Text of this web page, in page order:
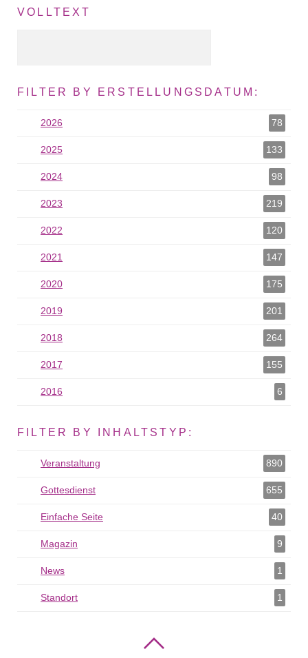
VOLLTEXT
FILTER BY ERSTELLUNGSDATUM:
2026 78
2025 133
2024 98
2023 219
2022 120
2021 147
2020 175
2019 201
2018 264
2017 155
2016 6
FILTER BY INHALTSTYP:
Veranstaltung 890
Gottesdienst 655
Einfache Seite 40
Magazin 9
News 1
Standort 1